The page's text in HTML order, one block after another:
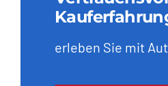
erleben Sie mit